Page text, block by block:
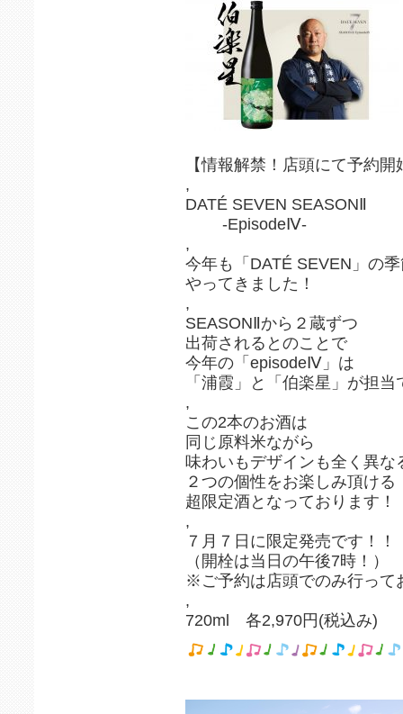
【情報解禁！店頭にて予約開
,
DATÉ SEVEN SEASONⅡ
-EpisodeⅣ-
,
今年も「DATÉ SEVEN」の
やってきました！
,
SEASONⅡから２蔵ずつ
出荷されるとのことで
今年の「episodeⅣ」は
「浦霞」と「伯楽星」が担当
,
この2本のお酒は
同じ原料米ながら
味わいもデザインも全く異な
２つの個性をお楽しみ頂ける
超限定酒となっております！
,
７月７日に限定発売です！！
（開栓は当日の午後7時！）
※ご予約は店頭でのみ行って
,
720ml 各2,970円(税込み)